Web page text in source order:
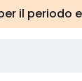
il periodo